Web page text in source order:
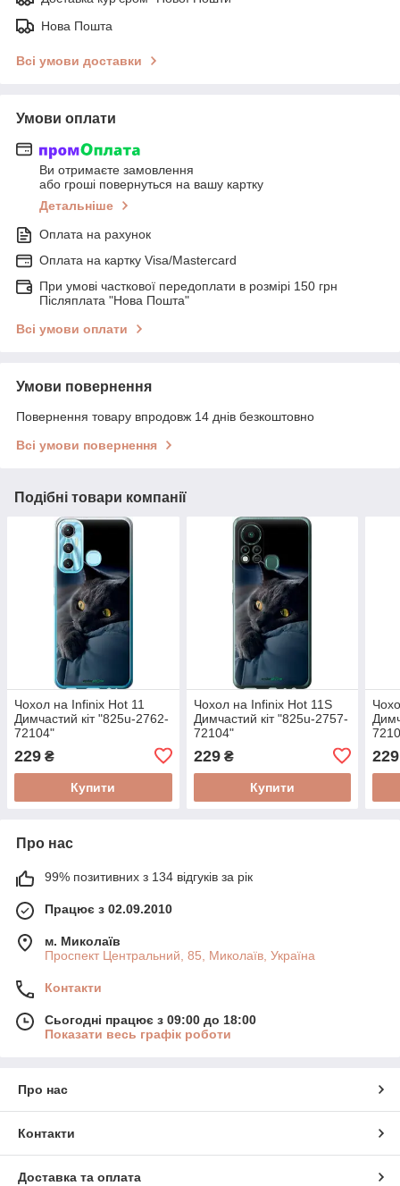
Нова Пошта
Всі умови доставки
Умови оплати
Ви отримаєте замовлення
або гроші повернуться на вашу картку
Детальніше
Оплата на рахунок
Оплата на картку Visa/Mastercard
При умові часткової передоплати в розмірі 150 грн
Післяплата "Нова Пошта"
Всі умови оплати
Умови повернення
Повернення товару впродовж 14 днів безкоштовно
Всі умови повернення
Подібні товари компанії
Чохол на Infinix Hot 11
Димчастий кіт "825u-2762-
72104"
229 ₴
Купити
Чохол на Infinix Hot 11S
Димчастий кіт "825u-2757-
72104"
229₴
Купити
229
Про нас
99% позитивних з 134 відгуків за рік
Працює з 02.09.2010
м. Миколаїв
Проспект Центральний, 85, Миколаїв, Україна
Контакти
Сьогодні працює з 09:00 до 18:00
Показати весь графік роботи
Про нас
Контакти
Доставка та оплата